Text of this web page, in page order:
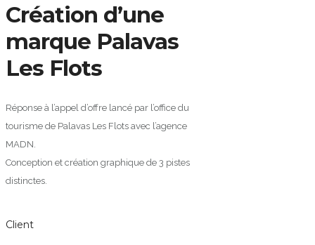
Création d’une
marque Palavas
Les Flots
Réponse à l’appel d’offre lancé par l’office du
tourisme de Palavas Les Flots avec l’agence
MADN.
Conception et création graphique de 3 pistes
distinctes.
Client